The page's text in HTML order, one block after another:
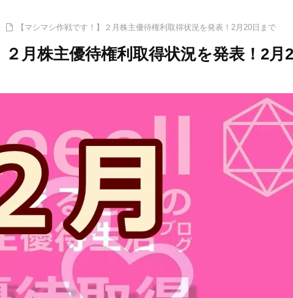
【マシマシ作戦です！】２月株主優待権利取得状況を発表！2月20日まで
２月株主優待権利取得状況を発表！2月